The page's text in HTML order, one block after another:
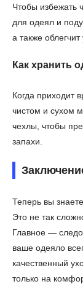
Чтобы избежать
для одеял и
а также облегчит
Как хранить
Когда приходит
чистом и сухом
чехлы, чтобы
запахи.
Теперь вы
Это не так
Главное —
ваше одеяло
качественный
только на